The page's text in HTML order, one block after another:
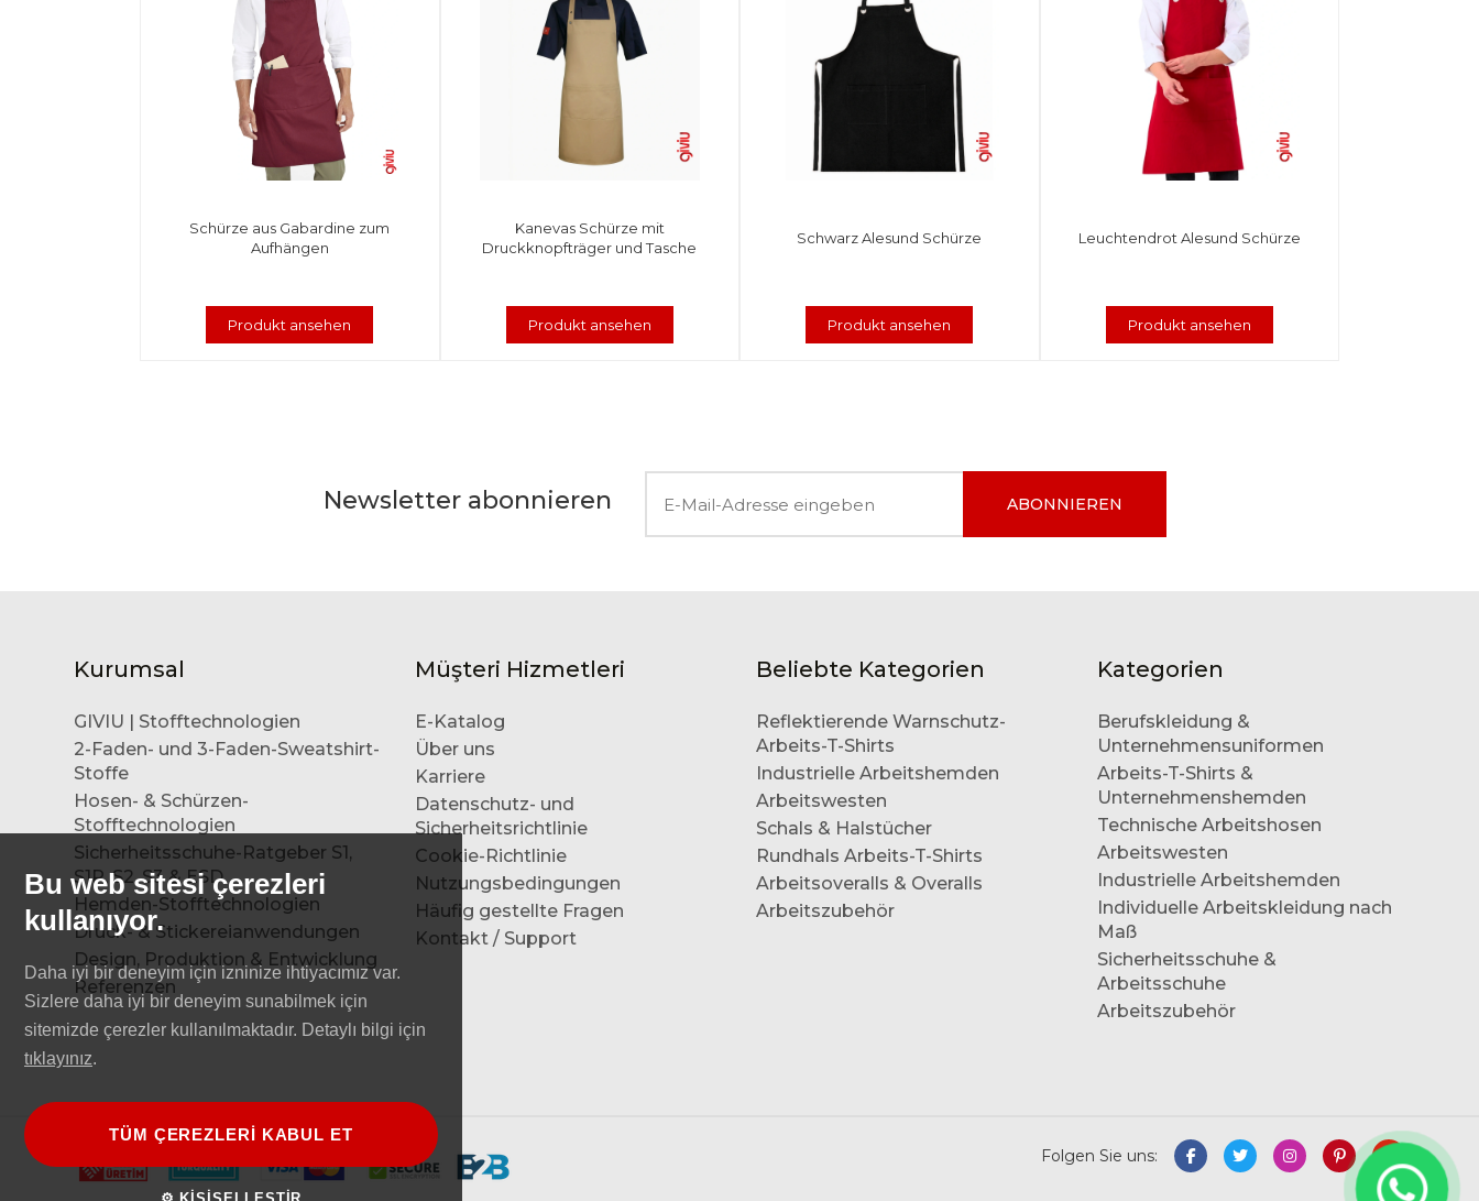
Schürze aus Gabardine zum
Aufhängen
Produkt ansehen
Kanevas Schürze mit
Druckknopfträger und Tasche
Produkt ansehen
Schwarz Alesund Schürze
Produkt ansehen
Leuchtendrot Alesund Schürze
Produkt ansehen
Newsletter abonnieren ABONNIEREN
Kurumsal
GIVIU | Stofftechnologien
2-Faden- und 3-Faden-Sweatshirt-
Stoffe
Hosen- & Schürzen-
Stofftechnologien
Sicherheitsschuhe-Ratgeber S1,
S1P, S2, S3 & ESD
Hemden-Stofftechnologien
Druck- & Stickereianwendungen
Design, Produktion & Entwicklung
Referenzen
Müşteri Hizmetleri
E-Katalog
Über uns
Karriere
Datenschutz- und
Sicherheitsrichtlinie
Cookie-Richtlinie
Nutzungsbedingungen
Häufig gestellte Fragen
Kontakt / Support
Beliebte Kategorien
Reflektierende Warnschutz-
Arbeits-T-Shirts
Industrielle Arbeitshemden
Arbeitswesten
Schals & Halstücher
Rundhals Arbeits-T-Shirts
Arbeitsoveralls & Overalls
Arbeitszubehör
Kategorien
Berufskleidung &
Unternehmensuniformen
Arbeits-T-Shirts &
Unternehmenshemden
Technische Arbeitshosen
Arbeitswesten
Industrielle Arbeitshemden
Individuelle Arbeitskleidung nach
Maß
Sicherheitsschuhe &
Arbeitsschuhe
Arbeitszubehör
Folgen Sie uns:
Bu web sitesi çerezleri
kullanıyor.
Daha iyi bir deneyim için izninize ihtiyacımız var.
Sizlere daha iyi bir deneyim sunabilmek için
sitemizde çerezler kullanılmaktadır. Detaylı bilgi için
tıklayınız.
TÜM ÇEREZLERİ KABUL ET